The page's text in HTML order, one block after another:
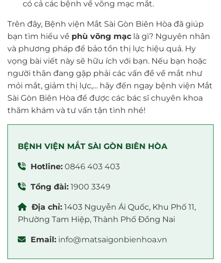
có cả các bệnh về võng mạc mắt.
Trên đây, Bệnh viện Mắt Sài Gòn Biên Hòa đã giúp
bạn tìm hiểu về phù võng mạc là gì? Nguyên nhân
và phương pháp để bảo tồn thị lực hiệu quả. Hy
vọng bài viết này sẽ hữu ích với bạn. Nếu bạn hoặc
người thân đang gặp phải các vấn đề về mắt như
mỏi mắt, giảm thị lực,… hãy đến ngay bệnh viện Mắt
Sài Gòn Biên Hòa để được các bác sĩ chuyên khoa
thăm khám và tư vấn tận tình nhé!
BỆNH VIỆN MẮT SÀI GÒN BIÊN HÒA
Hotline: 0846 403 403
Tổng đài: 1900 3349
Địa chỉ: 1403 Nguyễn Ái Quốc, Khu Phố 11,
Phường Tam Hiệp, Thành Phố Đồng Nai
Email: info@matsaigonbienhoa.vn